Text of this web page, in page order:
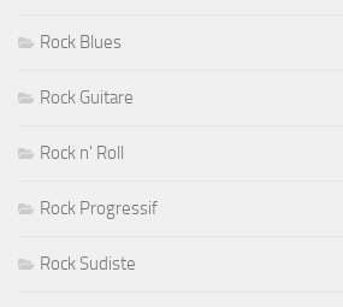
Rock Blues
Rock Guitare
Rock n' Roll
Rock Progressif
Rock Sudiste